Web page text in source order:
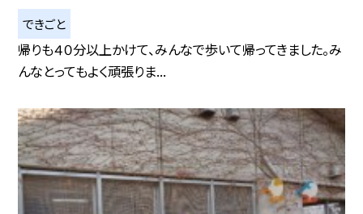
できごと
帰りも４０分以上かけて、みんなで歩いて帰ってきました。み
んなとってもよく頑張りま...